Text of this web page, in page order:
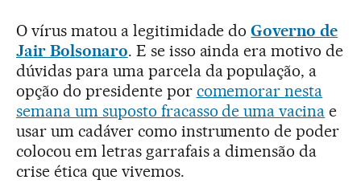
O vírus matou a legitimidade doGoverno de
Jair Bolsonaro. E se isso ainda era motivo de
dúvidas para uma parcela da população, a
opção do presidente por comemorar nesta
semana um suposto fracasso de uma vacina e
usar um cadáver como instrumento de poder
colocou em letras garrafais a dimensão da
crise ética que vivemos.